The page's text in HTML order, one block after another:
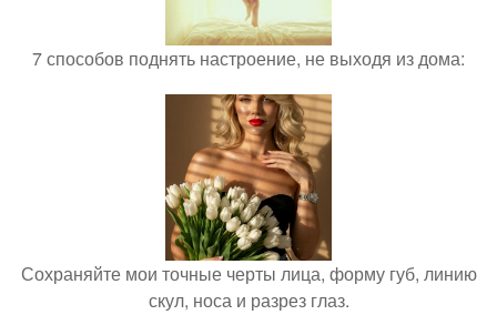
7 способов поднять настроение, не выходя из дома:
Сохраняйте мои точные черты лица, форму губ, линию
скул, носа и разрез глаз.